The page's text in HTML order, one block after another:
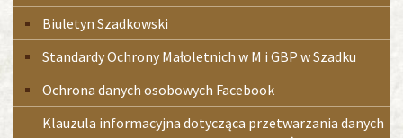
Biuletyn Szadkowski
Standardy Ochrony Małoletnich w M i GBP w Szadku
Ochrona danych osobowych Facebook
Klauzula informacyjna dotycząca przetwarzania danych